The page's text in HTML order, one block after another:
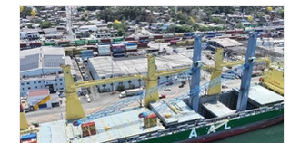
del papel que ha asumido la EJE en la
difusión de la justicia electoral como
un bien público. La mayor parte de las
personas capacitadas no forma